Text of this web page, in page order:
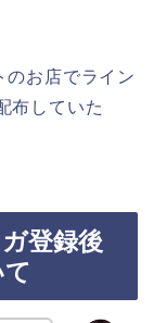
のお店でライン
布していた
登録後